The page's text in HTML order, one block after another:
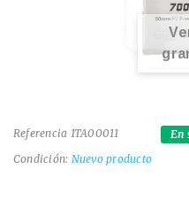
Referencia 1TA00011
Condición: Nuevo producto
En